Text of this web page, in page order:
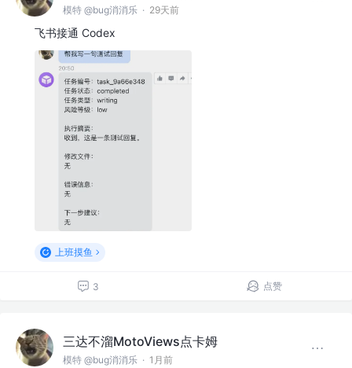
模特 @bug消消乐 · 29天前
飞书接通 Codex
上班摸鱼
3 点赞
三达不溜MotoViews点卡姆
模特 @bug消消乐 · 1月前